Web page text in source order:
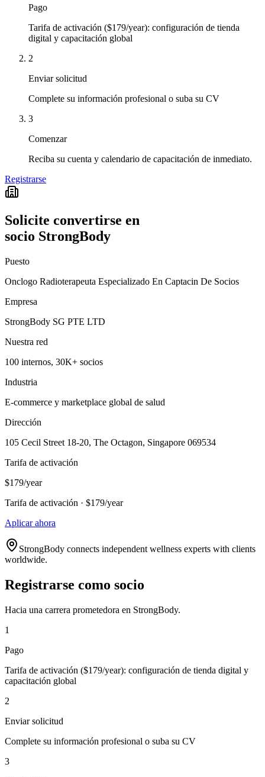
Pago
Tarifa de activación ($179/year): configuración de tienda
digital y capacitación global
2
Enviar solicitud
Complete su información profesional o suba su CV
3
Comenzar
Reciba su cuenta y calendario de capacitación de inmediato.
Registrarse
Solicite convertirse en
socio StrongBody
Puesto
Onclogo Radioterapeuta Especializado En Captacin De Socios
Empresa
StrongBody SG PTE LTD
Nuestra red
100 internos, 30K+ socios
Industria
E-commerce y marketplace global de salud
Dirección
105 Cecil Street 18-20, The Octagon, Singapore 069534
Tarifa de activación
$179/year
Tarifa de activación · $179/year
Aplicar ahora
StrongBody connects independent wellness experts with clients
worldwide.
Registrarse como socio
Hacia una carrera prometedora en StrongBody.
1
Pago
Tarifa de activación ($179/year): configuración de tienda digital y
capacitación global
2
Enviar solicitud
Complete su información profesional o suba su CV
3